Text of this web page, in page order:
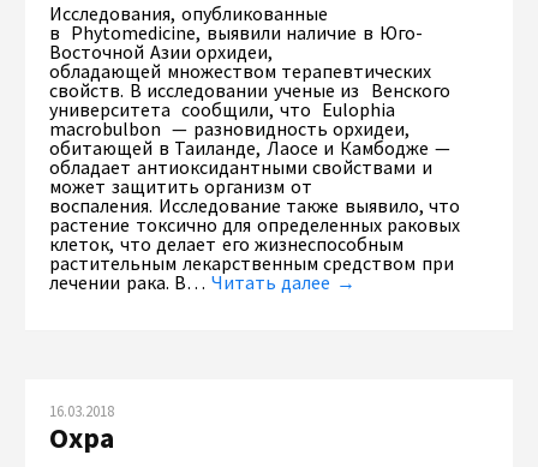
Исследования, опубликованные
в Phytomedicine, выявили наличие в Юго-
Восточной Азии орхидеи,
обладающей множеством терапевтических
свойств. В исследовании ученые из Венского
университета сообщили, что Eulophia
macrobulbon — разновидность орхидеи,
обитающей в Таиланде, Лаосе и Камбодже —
обладает антиоксидантными свойствами и
может защитить организм от
воспаления. Исследование также выявило, что
растение токсично для определенных раковых
клеток, что делает его жизнеспособным
растительным лекарственным средством при
лечении рака. В… Читать далее →
16.03.2018
Охра